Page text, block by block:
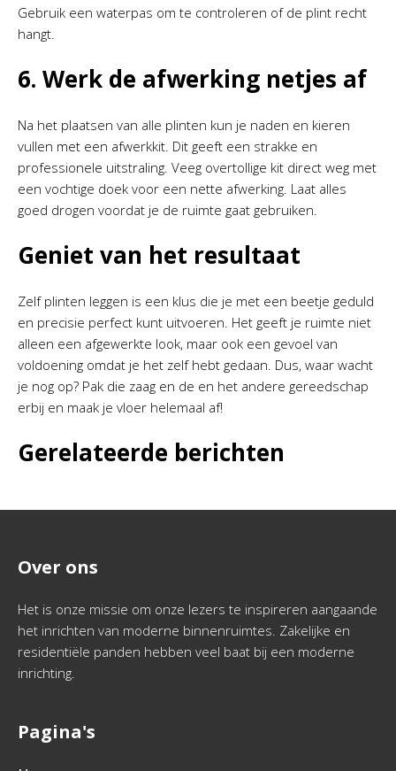
Gebruik een waterpas om te controleren of de plint recht
hangt.
6. Werk de afwerking netjes af
Na het plaatsen van alle plinten kun je naden en kieren
vullen met een afwerkkit. Dit geeft een strakke en
professionele uitstraling. Veeg overtollige kit direct weg met
een vochtige doek voor een nette afwerking. Laat alles
goed drogen voordat je de ruimte gaat gebruiken.
Geniet van het resultaat
Zelf plinten leggen is een klus die je met een beetje geduld
en precisie perfect kunt uitvoeren. Het geeft je ruimte niet
alleen een afgewerkte look, maar ook een gevoel van
voldoening omdat je het zelf hebt gedaan. Dus, waar wacht
je nog op? Pak die zaag en de en het andere gereedschap
erbij en maak je vloer helemaal af!
Gerelateerde berichten
Over ons
Het is onze missie om onze lezers te inspireren aangaande
het inrichten van moderne binnenruimtes. Zakelijke en
residentiële panden hebben veel baat bij een moderne
inrichting.
Pagina's